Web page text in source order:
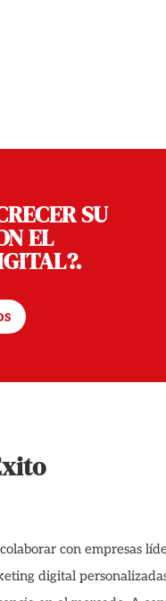
SU
EL
con empresas
digital